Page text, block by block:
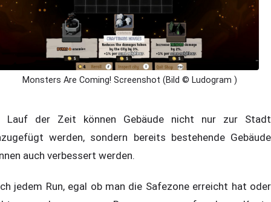
Monsters Are Coming! Screenshot (Bild © Ludogram )
Lauf der Zeit können Gebäude nicht nur zur Stadt
werden, sondern bereits bestehende Gebäude
auch verbessert werden.
jedem Run, egal ob man die Safezone erreicht hat oder